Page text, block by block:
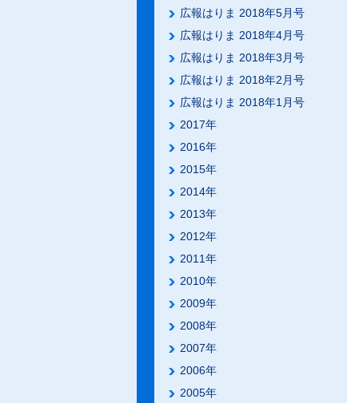
広報はりま 2018年5月号
広報はりま 2018年4月号
広報はりま 2018年3月号
広報はりま 2018年2月号
広報はりま 2018年1月号
2017年
2016年
2015年
2014年
2013年
2012年
2011年
2010年
2009年
2008年
2007年
2006年
2005年